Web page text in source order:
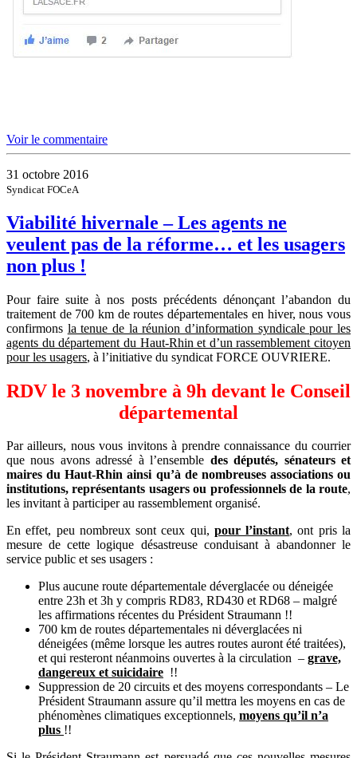
Voir le commentaire
31 octobre 2016
Syndicat FOCeA
Viabilité hivernale – Les agents ne
veulent pas de la réforme… et les usagers
non plus !
Pour faire suite à nos posts précédents dénonçant l’abandon du
traitement de 700 km de routes départementales en hiver, nous vous
confirmons la tenue de la réunion d’information syndicale pour les
agents du département du Haut-Rhin et d’un rassemblement citoyen
pour les usagers, à l’initiative du syndicat FORCE OUVRIERE.
RDV le 3 novembre à 9h devant le Conseil
départemental
Par ailleurs, nous vous invitons à prendre connaissance du courrier
que nous avons adressé à l’ensemble des députés, sénateurs et
maires du Haut-Rhin ainsi qu’à de nombreuses associations ou
institutions, représentants usagers ou professionnels de la route,
les invitant à participer au rassemblement organisé.
En effet, peu nombreux sont ceux qui, pour l’instant, ont pris la
mesure de cette logique désastreuse conduisant à abandonner le
service public et ses usagers :
Plus aucune route départementale déverglacée ou déneigée
entre 23h et 3h y compris RD83, RD430 et RD68 – malgré
les affirmations récentes du Président Straumann !!
700 km de routes départementales ni déverglacées ni
déneigées (même lorsque les autres routes auront été traitées),
et qui resteront néanmoins ouvertes à la circulation – grave,
dangereux et suicidaire !!
Suppression de 20 circuits et des moyens correspondants – Le
Président Straumann assure qu’il mettra les moyens en cas de
phénomènes climatiques exceptionnels, moyens qu’il n’a
plus !!